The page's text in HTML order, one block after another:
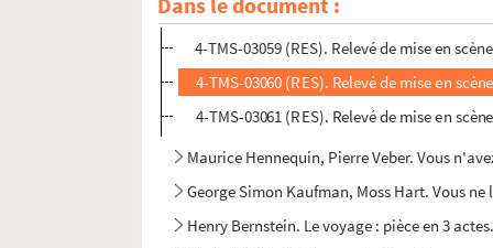
Gustave Guiches. Vouloir : comédie en 4 actes.
4-TMS-03059 (RES). Relevé de mise en
4-TMS-03060 (RES). Relevé de mise en
4-TMS-03061 (RES). Relevé de mise en
Maurice Hennequin, Pierre Veber. Vous
George Simon Kaufman, Moss Hart. Vous
Henry Bernstein. Le voyage : pièce en 3